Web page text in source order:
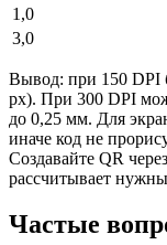
1,0
3,0
Вывод: при 150
px). При 300 DPI
до 0,25 мм. Для
иначе код не
Создавайте QR через
рассчитывает
Частые